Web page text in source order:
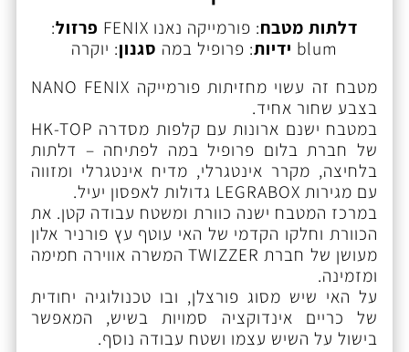
דלתות מטבח: פורמייקה נאנו FENIX פרזול:
blum ידיות: פרופיל במה סגנון: יוקרה
מטבח זה עשוי מחזיתות פורמייקה NANO FENIX
בצבע שחור אחיד.
במטבח ישנם ארונות עם קלפות מסדרה HK-TOP
של חברת בלום פרופיל במה לפתיחה – דלתות
בלחיצה, מקרר אינטגרלי, מדיח אינטגרלי ומזווה
עם מגירות LEGRABOX גדולות לאפסון יעיל.
במרכז המטבח ישנה כוורת ומשטח עבודה קטן. את
הכוורת וחלקו הקדמי של האי עוטף עץ פורניר אלון
מעושן של חברת TWIZZER המשרה אווירה חמימה
ומזמינה.
על האי שיש מסוג פורצלן, ובו טכנולוגיה יחודית
של כריים אינדוקציה סמויות בשיש, המאפשר
בישול על השיש עצמו ושטח עבודה נוסף.